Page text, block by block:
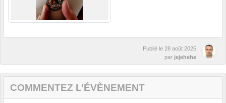
Publié le 28 août 2025
par jejehehe
COMMENTEZ L’ÉVÈNEMENT